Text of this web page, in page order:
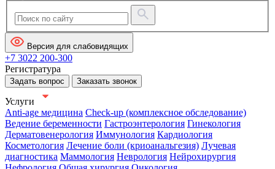
Версия для слабовидящих
+7 3022 200-300
Регистратура
Задать вопрос Заказать звонок
Услуги
Anti-age медицина Check-up (комплексное обследование)
Ведение беременности Гастроэнтерология Гинекология
Дерматовенерология Иммунология Кардиология
Косметология Лечение боли (криоанальгезия) Лучевая
диагностика Маммология Неврология Нейрохирургия